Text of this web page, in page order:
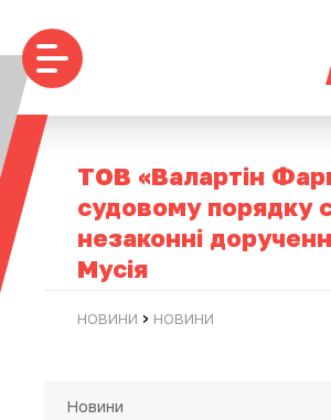
ТОВ «Валартін
судовому порядку
незаконні
Мусія
НОВИНИ › НОВИНИ
Новини